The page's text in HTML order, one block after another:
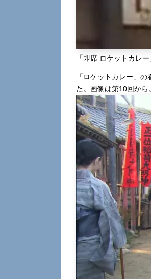
「即席 ロケットカレ
「ロケットカレー」
た。画像は第10回から。